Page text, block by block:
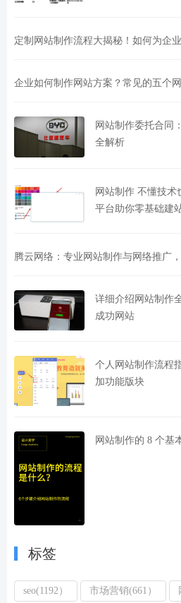
定制网站制作流程大揭秘！如何为企
企业如何制作网站方案？常见的五个
网站制作委托合同
全解析
网站制作 不懂技术
平台助你零基础建
腾云网络：专业网站制作与网络推广
详细介绍网站制作
成功网站
个人网站制作流程
加功能版块
网站制作的 8 个基
标签
seo(1192） 市场营销(661）